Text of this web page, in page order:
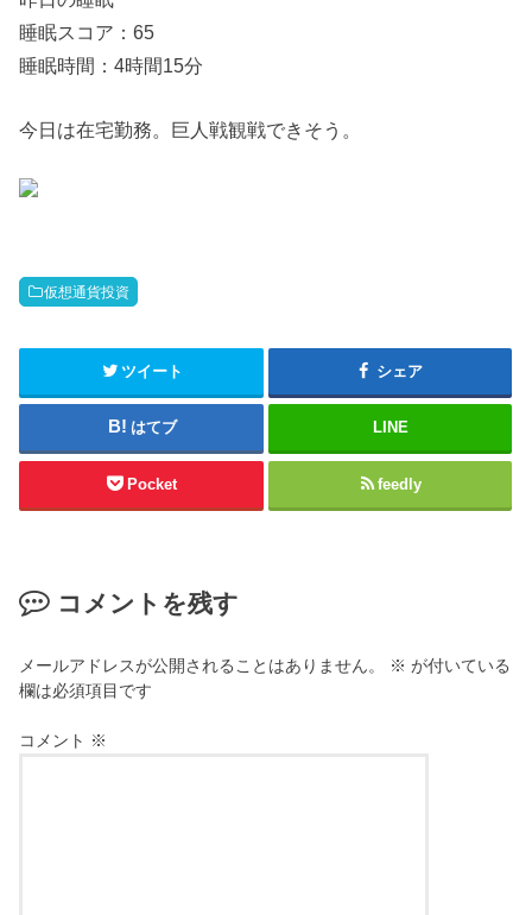
睡眠スコア：65
睡眠時間：4時間15分
今日は在宅勤務。巨人戦観戦できそう。
仮想通貨投資
ツイート シェア
はてブ LINE
Pocket feedly
コメントを残す
メールアドレスが公開されることはありません。 ※ が付いている
欄は必須項目です
コメント ※